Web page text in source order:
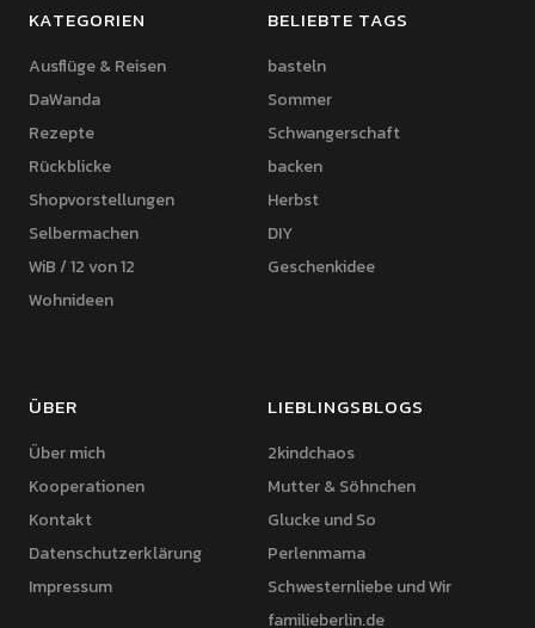
KATEGORIEN
Ausflüge & Reisen
DaWanda
Rezepte
Rückblicke
Shopvorstellungen
Selbermachen
WiB / 12 von 12
Wohnideen
BELIEBTE TAGS
basteln
Sommer
Schwangerschaft
backen
Herbst
DIY
Geschenkidee
ÜBER
Über mich
Kooperationen
Kontakt
Datenschutzerklärung
Impressum
LIEBLINGSBLOGS
2kindchaos
Mutter & Söhnchen
Glucke und So
Perlenmama
Schwesternliebe und Wir
familieberlin.de